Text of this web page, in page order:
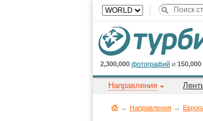
2,300,000 фотографий и 150,000
Направления
→ Направления →